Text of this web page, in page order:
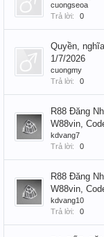
cuongseoa
Trả lời:
0
Quyền,
1/7/2026
cuongmy
Trả lời:
0
R88 Đăng
W88vin,
kdvang7
Trả lời:
0
R88 Đăng
W88vin,
kdvang10
Trả lời:
0